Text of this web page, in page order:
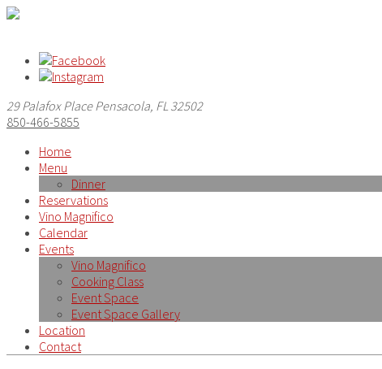
29 Palafox Place Pensacola, FL 32502
850-466-5855
Home
Menu
Dinner
Reservations
Vino Magnifico
Calendar
Events
Vino Magnifico
Cooking Class
Event Space
Event Space Gallery
Location
Contact